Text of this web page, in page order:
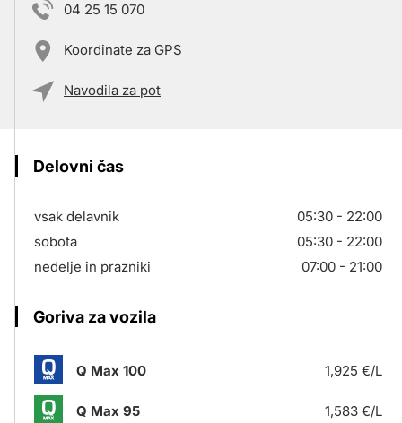
04 25 15 070
Koordinate za GPS
Navodila za pot
Delovni čas
vsak delavnik
05:30 - 22:00
sobota
05:30 - 22:00
nedelje in prazniki
07:00 - 21:00
Goriva za vozila
Q Max 100 1,925 €/L
Q Max 95 1,583 €/L